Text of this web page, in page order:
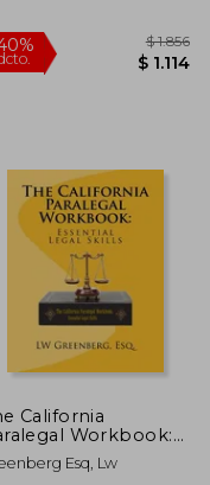
2.581 dcto.
California
Workbook:
Legal Skills
Inglés)Esq, Lw